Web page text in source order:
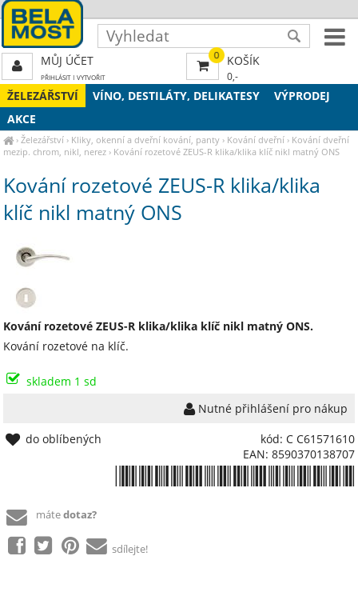
ŽELEZÁŘSTVÍ VÍNO, DESTILÁTY, DELIKATESY
VÝPRODEJ
AKCE
›Železářství › Kliky, okenní a dveřní kování, panty › Kování dveřní › Kování dveřní
mezip. chrom, nikl, nerez › Kování rozetové ZEUS-R klika/klika klíč nikl matný ONS
Kování rozetové ZEUS-R klika/klika
klíč nikl matný ONS
Kování rozetové ZEUS-R klika/klika klíč nikl matný ONS.
Kování rozetové na klíč.
skladem 1 sd
Nutné přihlášení pro nákup
kód: C C61571610
EAN: 8590370138707
do oblíbených
mátedotaz?
sdílejte!
0 KOŠÍK
0,-
MŮJ ÚČET
PŘIHLÁSIT| VYTVOŘIT